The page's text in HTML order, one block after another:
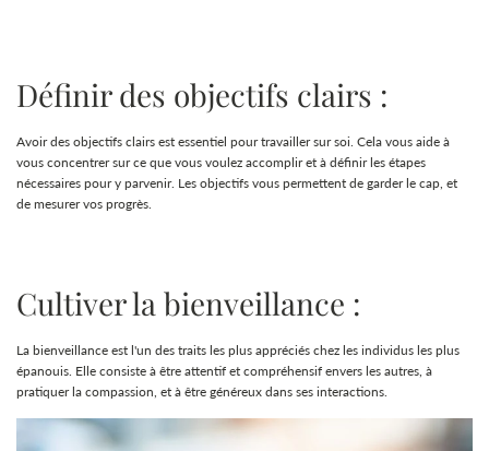
Définir des objectifs clairs :
Avoir des objectifs clairs est essentiel pour travailler sur soi. Cela vous aide à
vous concentrer sur ce que vous voulez accomplir et à définir les étapes
nécessaires pour y parvenir. Les objectifs vous permettent de garder le cap, et
de mesurer vos progrès.
Cultiver la bienveillance :
La bienveillance est l'un des traits les plus appréciés chez les individus les plus
épanouis. Elle consiste à être attentif et compréhensif envers les autres, à
pratiquer la compassion, et à être généreux dans ses interactions.